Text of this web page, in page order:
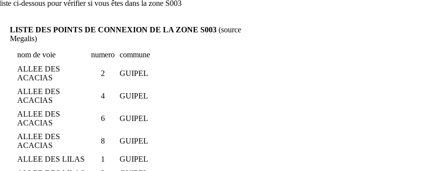
ci-dessous pour vérifier si vous êtes dans la zone S003
LISTE DES POINTS DE CONNEXION DE LA ZONE S003 (source
Megalis)
nom de voie
numero commune
ALLEE DES
ACACIAS
2 GUIPEL
ALLEE DES
ACACIAS
4 GUIPEL
ALLEE DES
ACACIAS
6 GUIPEL
ALLEE DES
ACACIAS
8 GUIPEL
ALLEE DES LILAS 1
GUIPEL